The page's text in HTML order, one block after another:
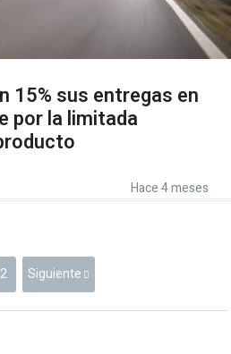
15% sus entregas en
por la limitada
Hace 4 meses
2 Siguiente